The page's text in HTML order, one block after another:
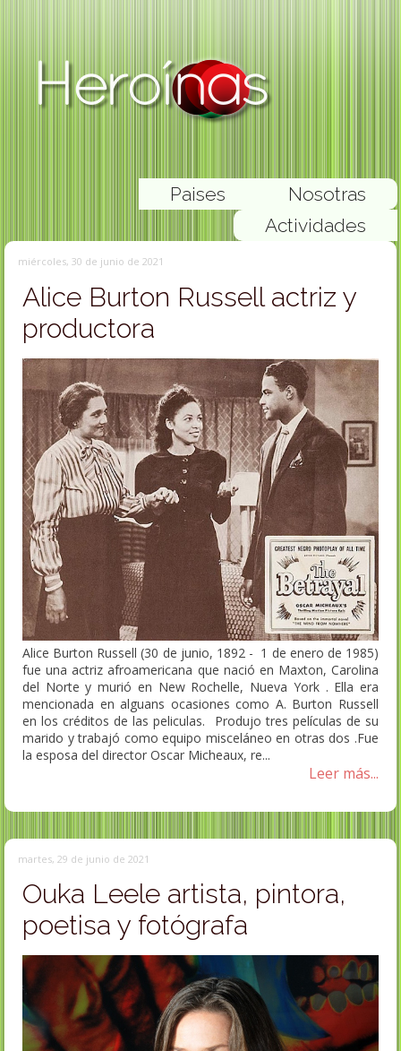
Nosotras
Paises
Actividades
miércoles, 30 de junio de 2021
Alice Burton Russell actriz y
productora
Alice Burton Russell (30 de junio, 1892 - 1 de enero de 1985)
fue una actriz afroamericana que nació en Maxton, Carolina
del Norte y murió en New Rochelle, Nueva York . Ella era
mencionada en alguans ocasiones como A. Burton Russell
en los créditos de las peliculas. Produjo tres películas de su
marido y trabajó como equipo misceláneo en otras dos .Fue
la esposa del director Oscar Micheaux, re...
Leer más...
martes, 29 de junio de 2021
Ouka Leele artista, pintora,
poetisa y fotógrafa